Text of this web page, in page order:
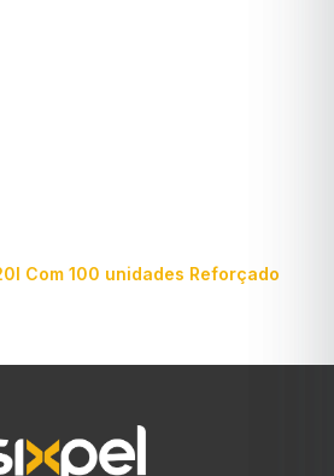
Com 100 unidades Reforçado